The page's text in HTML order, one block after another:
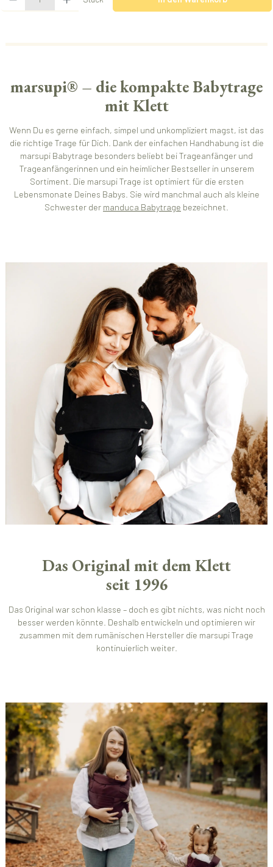
marsupi® – die kompakte Babytrage
mit Klett
Wenn Du es gerne einfach, simpel und unkompliziert magst, ist das
die richtige Trage für Dich. Dank der einfachen Handhabung ist die
marsupi Babytrage besonders beliebt bei Trageanfänger und
Trageanfängerinnen und ein heimlicher Bestseller in unserem
Sortiment. Die marsupi Trage ist optimiert für die ersten
Lebensmonate Deines Babys. Sie wird manchmal auch als kleine
Schwester der manduca Babytrage bezeichnet.
Das Original mit dem Klett
seit 1996
Das Original war schon klasse – doch es gibt nichts, was nicht noch
besser werden könnte. Deshalb entwickeln und optimieren wir
zusammen mit dem rumänischen Hersteller die marsupi Trage
kontinuierlich weiter.